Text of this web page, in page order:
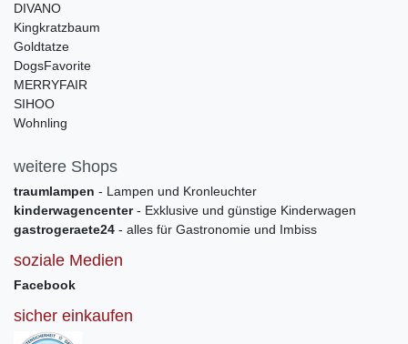
DIVANO
Kingkratzbaum
Goldtatze
DogsFavorite
MERRYFAIR
SIHOO
Wohnling
weitere Shops
traumlampen - Lampen und Kronleuchter
kinderwagencenter- Exklusive und günstige Kinderwagen
gastrogeraete24 - alles für Gastronomie und Imbiss
soziale Medien
Facebook
sicher einkaufen